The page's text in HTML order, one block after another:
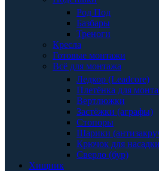
Род Под
Базбары
Треноги
Кресла
Готовые монтажи
Всё для монтажа
Ледкор (Leadcore)
Плетёнка для
Вертлюжки
Застёжки (аграфы)
Стопоры
Шарики
Крючок для
Сверло (бур)
Хищник